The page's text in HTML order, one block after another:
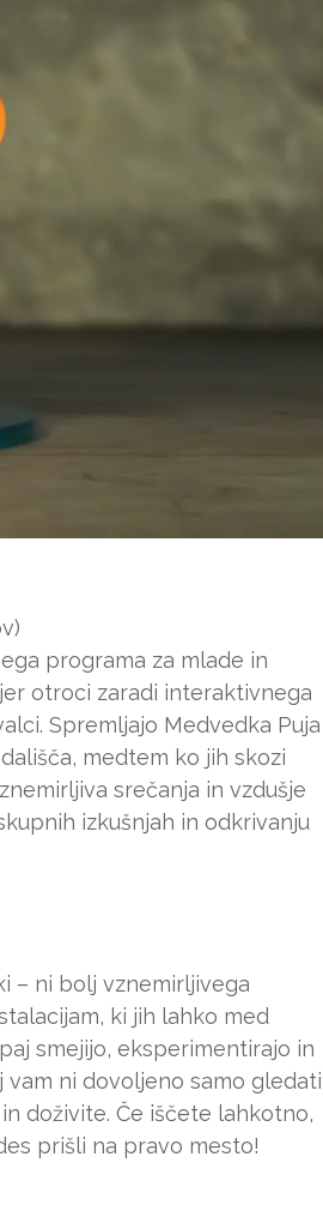
programa za mlade in
otroci zaradi interaktivnega
Spremljajo Medvedka Puja
medtem ko jih skozi
srečanja in vzdušje
izkušnjah in odkrivanju
– ni bolj vznemirljivega
ki jih lahko med
smejijo, eksperimentirajo in
vam ni dovoljeno samo gledati
doživite. Če iščete lahkotno,
prišli na pravo mesto!